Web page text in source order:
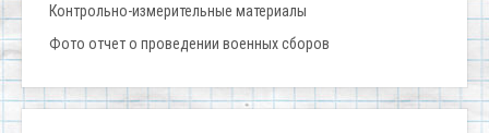
Контрольно-измерительные материалы
Фото отчет о проведении военных сборов